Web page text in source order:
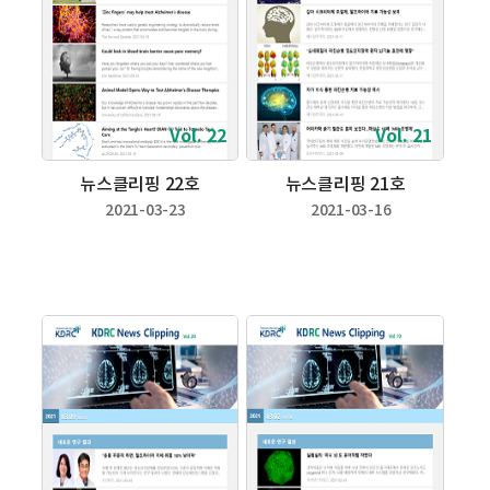
Vol. 22
뉴스클리핑 22호
2021-03-23
Vol. 21
뉴스클리핑 21호
2021-03-16